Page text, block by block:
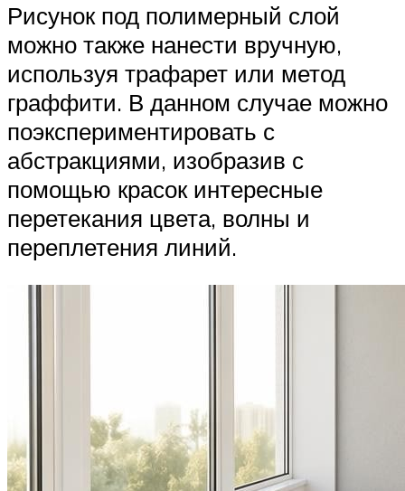
Рисунок под полимерный слой
можно также нанести вручную,
используя трафарет или метод
граффити. В данном случае можно
поэкспериментировать с
абстракциями, изобразив с
помощью красок интересные
перетекания цвета, волны и
переплетения линий.